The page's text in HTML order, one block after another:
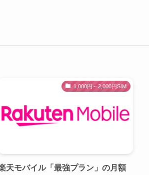
1,000円～2,000円SIM
天モバイル「最強プラン」の月額